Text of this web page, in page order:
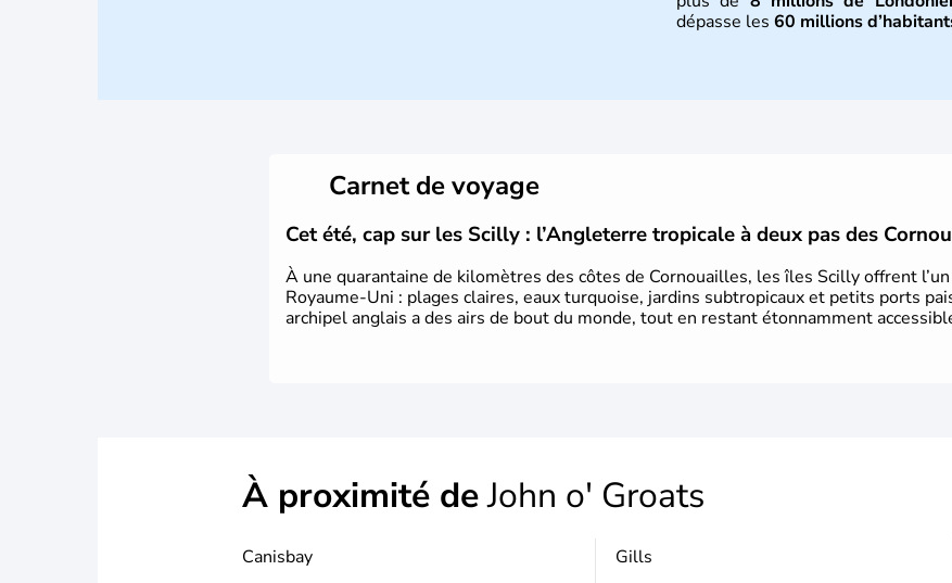
dépasse les 60 millions
influençant durablement son
Carnet de voyage
Cet été, cap sur les Scilly : l’Angleterre tropicale à deux pas des
À une quarantaine de kilomètres des côtes de Cornouailles, les îles Scilly offrent
Royaume-Uni : plages claires, eaux turquoise, jardins subtropicaux et petits ports
archipel anglais a des airs de bout du monde, tout en restant étonnamment
À proximité deJohn o' Groats
Canisbay
Gills